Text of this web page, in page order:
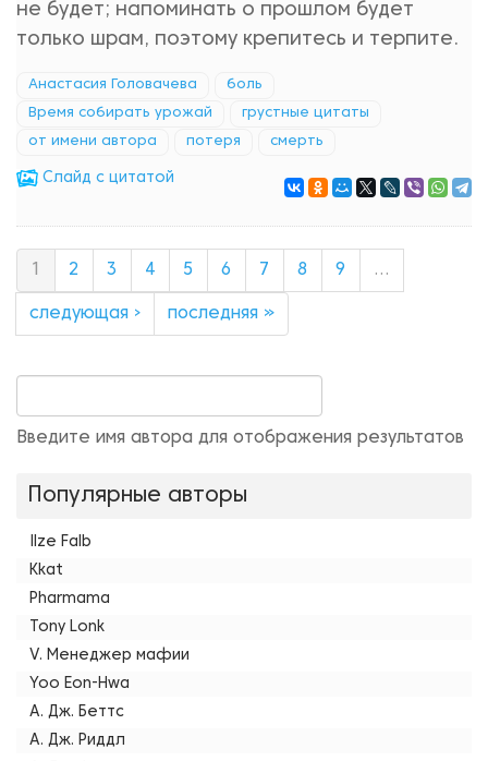
не будет; напоминать о прошлом будет
только шрам, поэтому крепитесь и терпите.
Анастасия Головачева боль
Время собирать урожай грустные цитаты
от имени автора потеря смерть
Cлайд с цитатой
2 3 4 5 6 7 8 9 …
следующая › последняя »
Введите имя автора для отображения результатов
Популярные авторы
Ilze Falb
Kkat
Pharmama
Tony Lonk
V. Менеджер мафии
Yoo Eon-Hwa
А. Дж. Беттс
А. Дж. Риддл